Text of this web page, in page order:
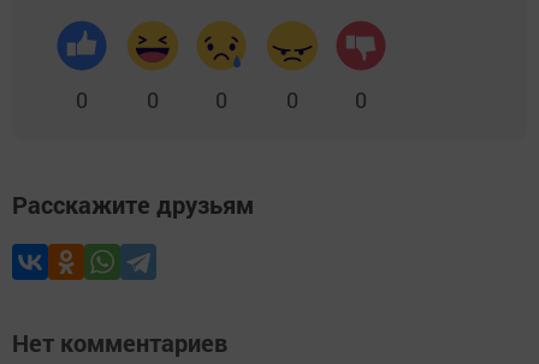
0 0 0 0 0
Расскажите друзьям
Нет комментариев